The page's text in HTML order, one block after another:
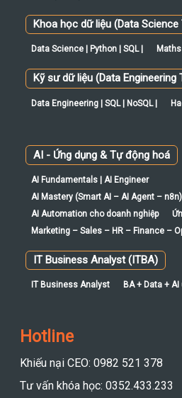
Khoa học dữ liệu (Data Science
Data Science | Python | SQL |
Kỹ sư dữ liệu (Data Engineering
Data Engineering | SQL | NoSQL |
AI - Ứng dụng & Tự động hoá
AI Fundamentals | AI Engineer
AI Mastery (Smart AI – AI Agent – n8n)
AI Automation cho doanh nghiệp
Marketing – Sales – HR – Finance –
IT Business Analyst (ITBA)
IT Business Analyst BA + Data +
Hotline
Khiếu nại CEO: 0982 521 378
Tư vấn khóa học: 0352.433.233